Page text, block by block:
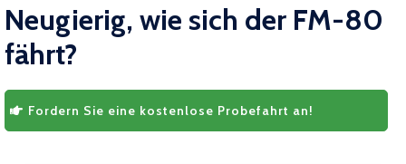
Neugierig, wie sich der FM-80
fährt?
Fordern Sie eine kostenlose Probefahrt an!